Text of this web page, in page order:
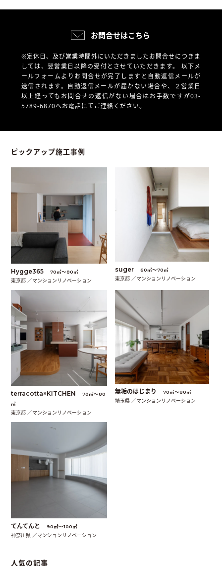
お問合せはこちら
※定休日、及び営業時間外にいただきましたお問合せにつきま
しては、翌営業日以降の受付とさせていただきます。 以下メ
ールフォームよりお問合せが完了しますと自動返信メールが
送信されます。自動返信メールが届かない場合や、
２営業日
以上経ってもお問合せの返信がない場合はお手数ですが03-
5789-6870へお電話にてご連絡ください。
ピックアップ施工事例
Hygge365 70㎡〜80㎡
東京都 ／マンションリノベーション
suger 60㎡〜70㎡
東京都 ／マンションリノベーション
terracotta×KITCHEN
70㎡〜80
㎡
東京都 ／マンションリノベーション
無垢のはじまり 70㎡〜80㎡
埼玉県 ／マンションリノベーション
てんてんと 90㎡〜100㎡
神奈川県 ／マンションリノベーション
人気の記事